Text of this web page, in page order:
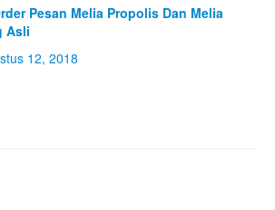
Pesan Melia Propolis Dan Melia
Asli
12, 2018